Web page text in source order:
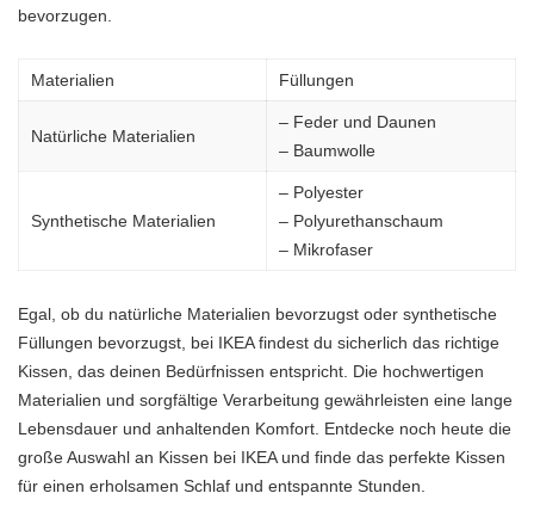
bevorzugen.
Materialien Füllungen
Natürliche Materialien
– Feder und Daunen
– Baumwolle
Synthetische Materialien
– Polyester
– Polyurethanschaum
– Mikrofaser
Egal, ob du natürliche Materialien bevorzugst oder synthetische
Füllungen bevorzugst, bei IKEA findest du sicherlich das richtige
Kissen, das deinen Bedürfnissen entspricht. Die hochwertigen
Materialien und sorgfältige Verarbeitung gewährleisten eine lange
Lebensdauer und anhaltenden Komfort. Entdecke noch heute die
große Auswahl an Kissen bei IKEA und finde das perfekte Kissen
für einen erholsamen Schlaf und entspannte Stunden.